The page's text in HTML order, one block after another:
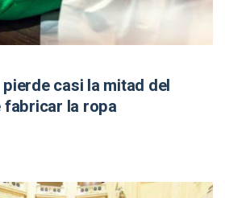
casi la mitad del
fabricar la ropa